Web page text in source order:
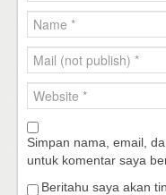
Simpan nama, email,
untuk komentar saya
Beritahu saya akan